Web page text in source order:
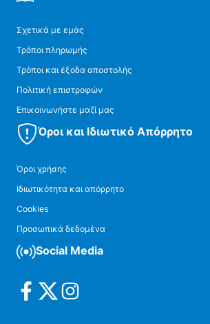
Σχετικά με εμάς
Τρόποι πληρωμής
Τρόποι και έξοδα αποστολής
Πολιτική επιστροφών
Επικοινωνήστε μαζί μας
Όροι και Ιδιωτικό Απόρρητο
Όροι χρήσης
Ιδιωτικότητα και απόρρητο
Cookies
Προσωπικά δεδομένα
Social Media